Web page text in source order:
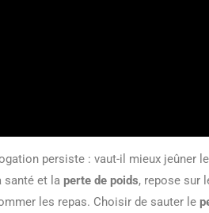
persiste : vaut-il mieux jeûner
santé et la perte de poids, repose sur
les repas. Choisir de sauter le